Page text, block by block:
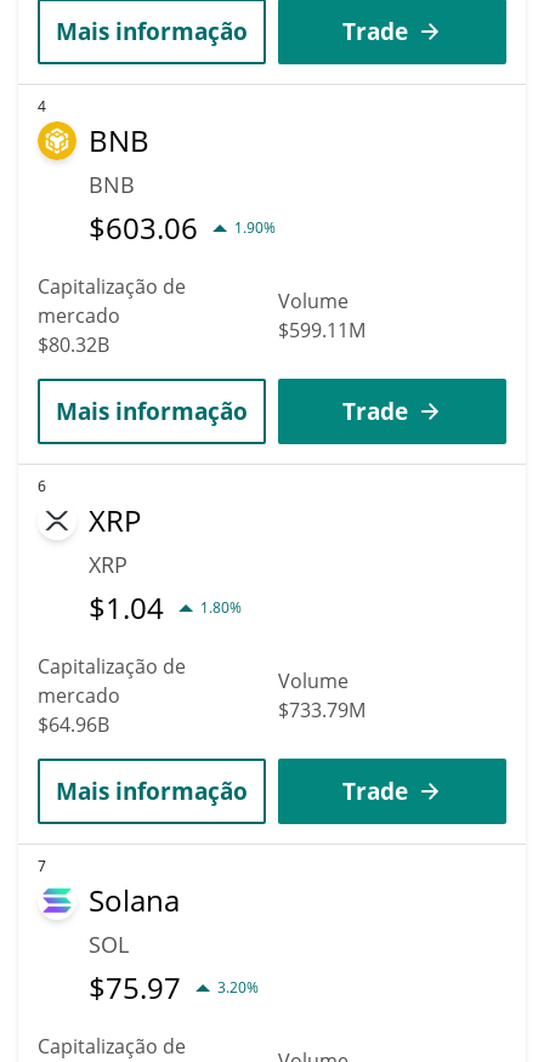
Mais informação Trade
4
BNB
BNB
$603.06 1.90%
Capitalização de
mercado
$80.32B
Volume
$599.11M
Mais informação Trade
6
XRP
XRP
$1.04 1.80%
Capitalização de
mercado
$64.96B
Volume
$733.79M
Mais informação Trade
7
Solana
SOL
$75.97 3.20%
Capitalização de